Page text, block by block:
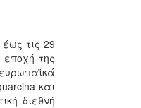
τις 29
εποχή της
και
διεθνή